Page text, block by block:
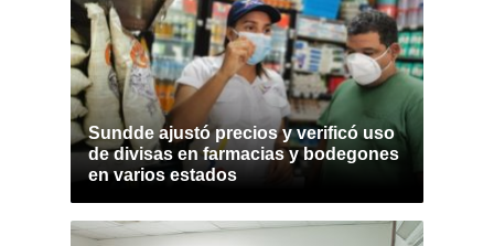
Sundde ajustó precios y verificó uso
de divisas en farmacias y bodegones
en varios estados